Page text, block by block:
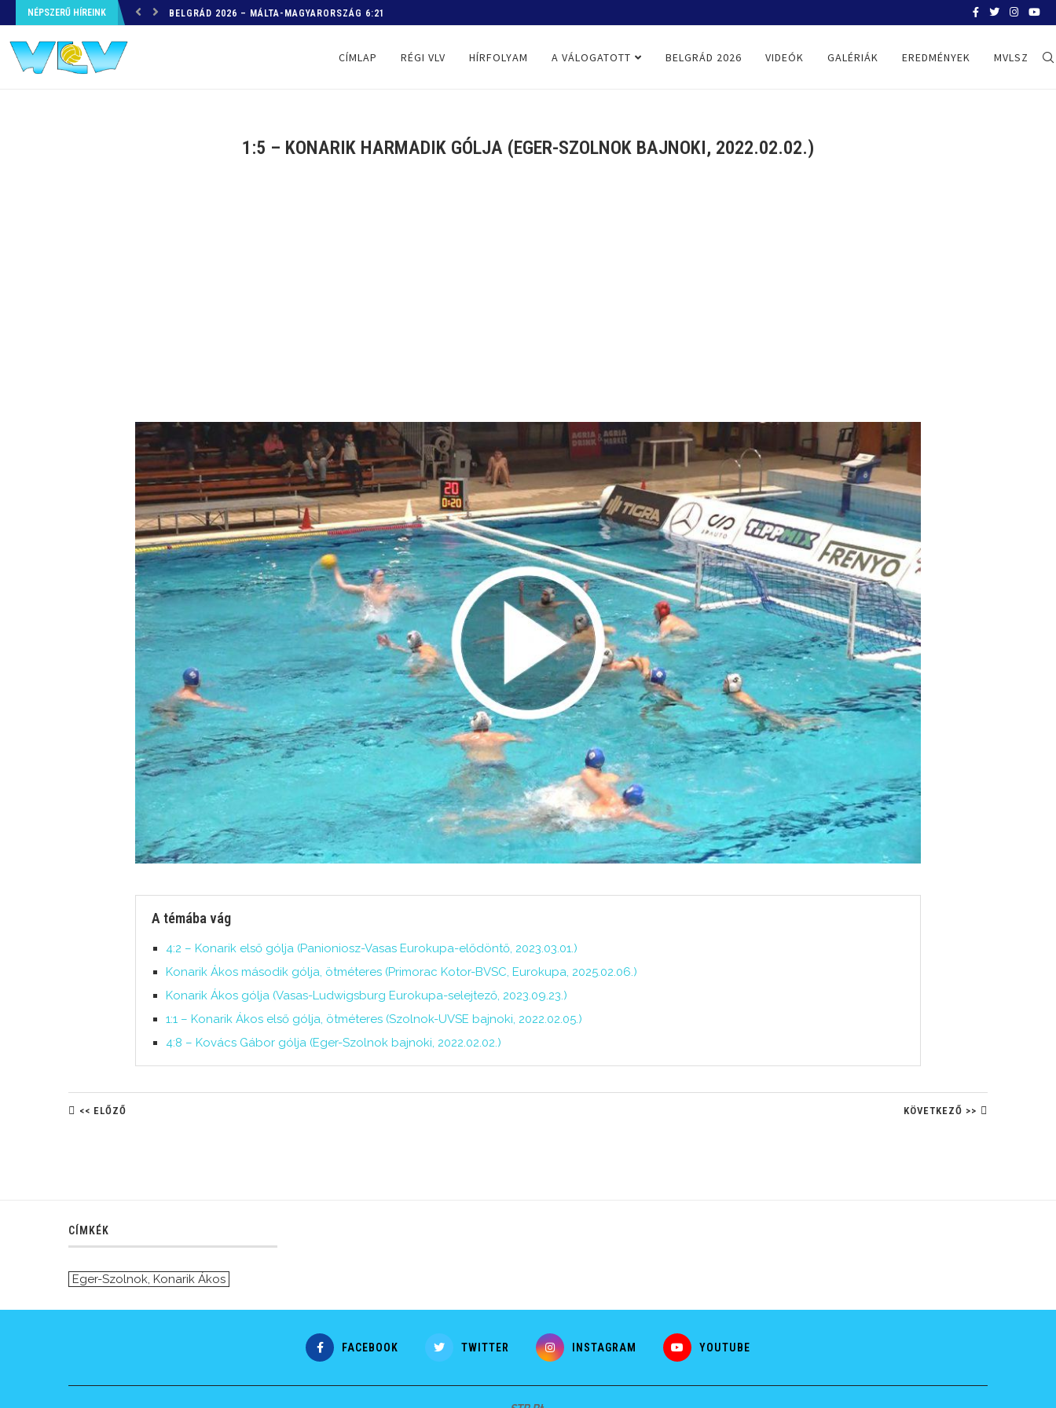
NÉPSZERŰ HÍREINK HELYZETKÉP AZ EB-RŐL – A TOVÁBBI PROGRAM
CÍMLAP RÉGI VLV HÍRFOLYAM A VÁLOGATOTT BELGRÁD 2026 VIDEÓK GALÉRIÁK EREDMÉNYEK MVLSZ
1:5 – KONARIK HARMADIK GÓLJA (EGER-SZOLNOK BAJNOKI, 2022.02.02.)
A témába vág
4:2 – Konarik első gólja (Panioniosz-Vasas Eurokupa-elődöntő, 2023.03.01.)
Konarik Ákos második gólja, ötméteres (Primorac Kotor-BVSC, Eurokupa, 2025.02.06.)
Konarik Ákos gólja (Vasas-Ludwigsburg Eurokupa-selejtező, 2023.09.23.)
1:1 – Konarik Ákos első gólja, ötméteres (Szolnok-UVSE bajnoki, 2022.02.05.)
4:8 – Kovács Gábor gólja (Eger-Szolnok bajnoki, 2022.02.02.)
<< ELŐZŐ KÖVETKEZŐ >>
CÍMKÉK
Eger-Szolnok, Konarik Ákos
FACEBOOK TWITTER INSTAGRAM YOUTUBE